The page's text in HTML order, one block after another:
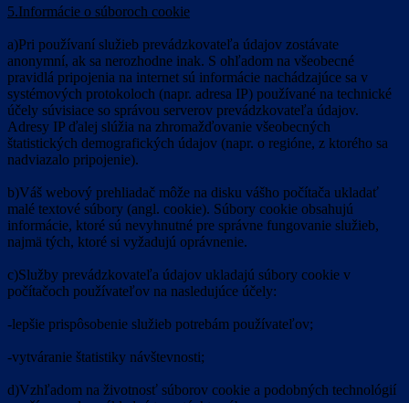
5.Informácie o súboroch cookie
a)Pri používaní služieb prevádzkovateľa údajov zostávate
anonymní, ak sa nerozhodne inak. S ohľadom na všeobecné
pravidlá pripojenia na internet sú informácie nachádzajúce sa v
systémových protokoloch (napr. adresa IP) používané na technické
účely súvisiace so správou serverov prevádzkovateľa údajov.
Adresy IP ďalej slúžia na zhromažďovanie všeobecných
štatistických demografických údajov (napr. o regióne, z ktorého sa
nadviazalo pripojenie).
b)Váš webový prehliadač môže na disku vášho počítača ukladať
malé textové súbory (angl. cookie). Súbory cookie obsahujú
informácie, ktoré sú nevyhnutné pre správne fungovanie služieb,
najmä tých, ktoré si vyžadujú oprávnenie.
c)Služby prevádzkovateľa údajov ukladajú súbory cookie v
počítačoch používateľov na nasledujúce účely:
-lepšie prispôsobenie služieb potrebám používateľov;
-vytváranie štatistiky návštevnosti;
d)Vzhľadom na životnosť súborov cookie a podobných technológií